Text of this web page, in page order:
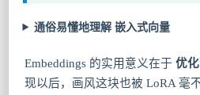
通俗易懂地理解 嵌入式向量
Embeddings 的实用意义在于 优
现以后，画风这块也被 LoRA 毫